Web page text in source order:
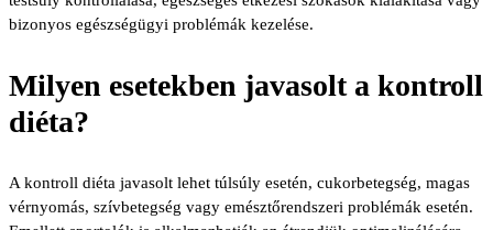
bizonyos egészségügyi problémák kezelése.
Milyen esetekben javasolt a kontroll
diéta?
A kontroll diéta javasolt lehet túlsúly esetén, cukorbetegség, magas
vérnyomás, szívbetegség vagy emésztőrendszeri problémák esetén.